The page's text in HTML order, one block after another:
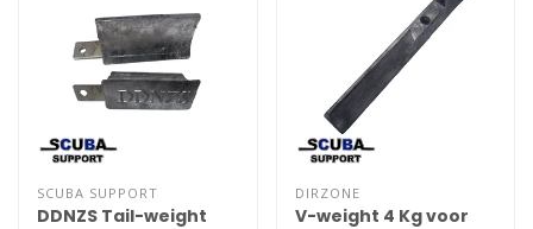
SCUBA SUPPORT
DDNZS Tail-weight
DIRZONE
V-weight 4 Kg voor